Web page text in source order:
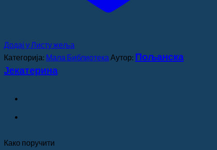
Додај у Листу жеља
Категорија: Мала Библиотека Аутор: Пољанска
Јекатерина
Како поручити